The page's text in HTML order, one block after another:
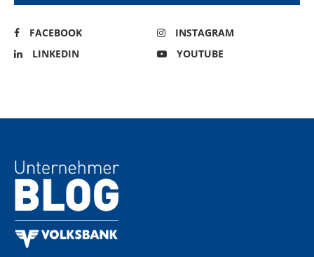
FACEBOOK
INSTAGRAM
LINKEDIN
YOUTUBE